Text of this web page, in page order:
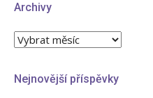
Archivy
Archivy
Nejnovější příspěvky